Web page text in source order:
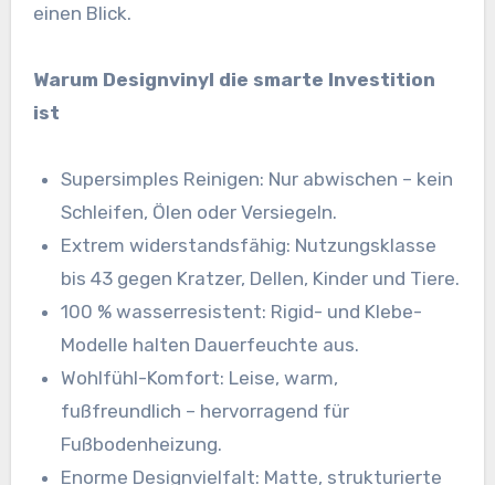
einen Blick.
Warum Designvinyl die smarte Investition
ist
Supersimples Reinigen: Nur abwischen – kein
Schleifen, Ölen oder Versiegeln.
Extrem widerstandsfähig: Nutzungsklasse
bis 43 gegen Kratzer, Dellen, Kinder und Tiere.
100 % wasserresistent: Rigid- und Klebe-
Modelle halten Dauerfeuchte aus.
Wohlfühl-Komfort: Leise, warm,
fußfreundlich – hervorragend für
Fußbodenheizung.
Enorme Designvielfalt: Matte, strukturierte